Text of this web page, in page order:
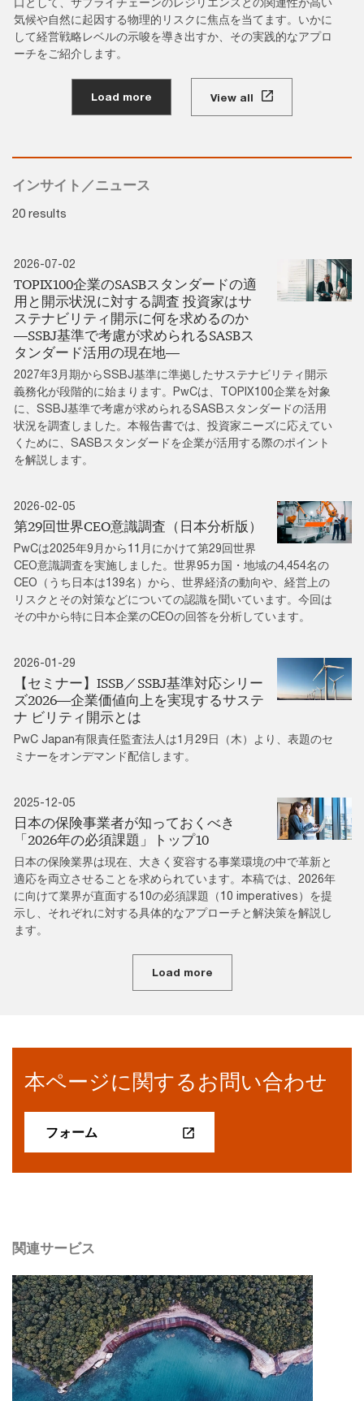
気候や自然に起因する物理的リスクに焦点を当てます。いかに
して経営戦略レベルの示唆を導き出すか、その実践的なアプロ
ーチをご紹介します。
Load more View all
インサイト／ニュース
20 results
2026-07-02
TOPIX100企業のSASBスタンダードの適
用と開示状況に対する調査 投資家はサ
ステナビリティ開示に何を求めるのか
―SSBJ基準で考慮が求められるSASBス
タンダード活用の現在地―
2027年3月期からSSBJ基準に準拠したサステナビリティ開示
義務化が段階的に始まります。PwCは、TOPIX100企業を対象
に、SSBJ基準で考慮が求められるSASBスタンダードの活用
状況を調査しました。本報告書では、投資家ニーズに応えてい
くために、SASBスタンダードを企業が活用する際のポイント
を解説します。
2026-02-05
第29回世界CEO意識調査（日本分析版）
PwCは2025年9月から11月にかけて第29回世界
CEO意識調査を実施しました。世界95カ国・地域の4,454名の
CEO（うち日本は139名）から、世界経済の動向や、経営上の
リスクとその対策などについての認識を聞いています。今回は
その中から特に日本企業のCEOの回答を分析しています。
2026-01-29
【セミナー】ISSB／SSBJ基準対応シリー
ズ2026―企業価値向上を実現するサステ
ナ ビリティ開示とは
PwC Japan有限責任監査法人は1月29日（木）より、表題のセ
ミナーをオンデマンド配信します。
2025-12-05
日本の保険事業者が知っておくべき
「2026年の必須課題」トップ10
日本の保険業界は現在、大きく変容する事業環境の中で革新と
適応を両立させることを求められています。本稿では、2026年
に向けて業界が直面する10の必須課題（10 imperatives）を提
示し、それぞれに対する具体的なアプローチと解決策を解説し
ます。
Load more
本ページに関するお問い合わせ
フォーム
関連サービス